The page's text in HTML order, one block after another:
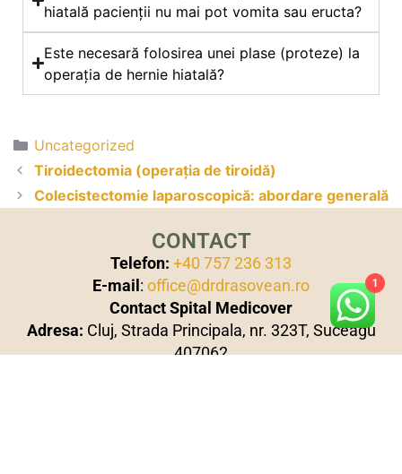
hiatală pacienții nu mai pot vomita sau eructa?
Este necesară folosirea unei plase (proteze) la
operația de hernie hiatală?
Uncategorized
Tiroidectomia (operația de tiroidă)
Colecistectomie laparoscopică: abordare generală
CONTACT
Telefon: +40 757 236 313
E-mail: office@drdrasovean.ro
Contact Spital Medicover
Adresa: Cluj, Strada Principala, nr. 323T, Suceagu
407062
1